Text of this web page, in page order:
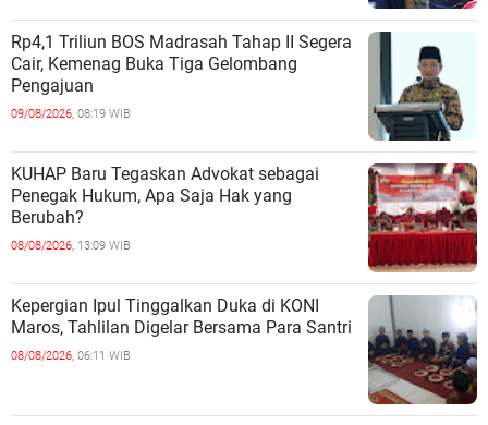
Rp4,1 Triliun BOS Madrasah Tahap II Segera
Cair, Kemenag Buka Tiga Gelombang
Pengajuan
09/08/2026, 08:19 WIB
KUHAP Baru Tegaskan Advokat sebagai
Penegak Hukum, Apa Saja Hak yang
Berubah?
08/08/2026, 13:09 WIB
Kepergian Ipul Tinggalkan Duka di KONI
Maros, Tahlilan Digelar Bersama Para Santri
08/08/2026, 06:11 WIB